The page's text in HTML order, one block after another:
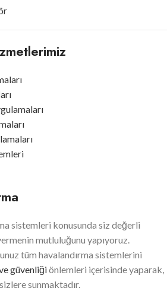
sistemleri konusunda siz değerli
mutluluğunu yapıyoruz.
tüm havalandırma sistemlerini
güvenliğiönlemleri içerisinde yaparak,
sunmaktadır.